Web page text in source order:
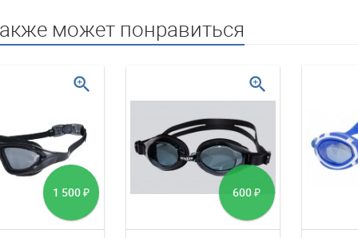
может понравиться
1 500 ₽
zoom_in
600 ₽
zoom_in